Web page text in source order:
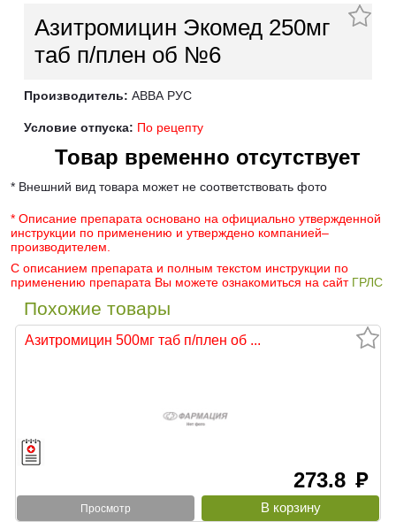
Азитромицин Экомед 250мг
таб п/плен об №6
Производитель: АВВА РУС
Условие отпуска: По рецепту
Товар временно отсутствует
* Внешний вид товара может не соответствовать фото
* Описание препарата основано на официально утвержденной
инструкции по применению и утверждено компанией–
производителем.
С описанием препарата и полным текстом инструкции по
применению препарата Вы можете ознакомиться на сайт ГРЛС
Похожие товары
Азитромицин 500мг таб п/плен об ...
273.8 руб
Просмотр